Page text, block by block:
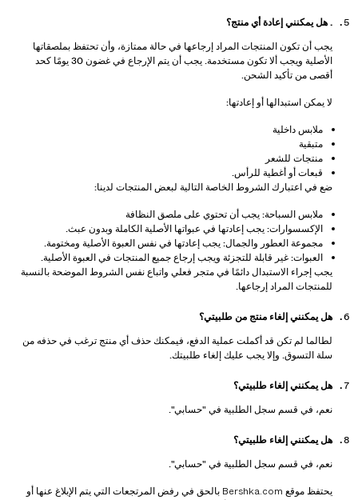
. هل يمكنني إعادة أي منتج؟
يجب أن تكون المنتجات المراد إرجاعها في حالة ممتازة، وأن تحتفظ بملصقاتها
الأصلية ويجب ألا تكون مستخدمة. يجب أن يتم الإرجاع في غضون 30 يومًا كحد
أقصى من تأكيد الشحن.
لا يمكن استبدالها أو إعادتها:
ملابس داخلية
متبقية
منتجات للشعر
قبعات أو أغطية للرأس.
ضع في اعتبارك الشروط الخاصة التالية لبعض المنتجات لدينا:
ملابس السباحة: يجب أن تحتوي على ملصق النظافة
الإكسسوارات: يجب إعادتها في عبواتها الأصلية الكاملة وبدون عبث.
مجموعة العطور والجمال: يجب إعادتها في نفس العبوة الأصلية ومختومة.
العبوات: غير قابلة للتجزئة ويجب إرجاع جميع المنتجات في العبوة الأصلية.
يجب إجراء الاستبدال دائمًا في متجر فعلي واتباع نفس الشروط الموضحة بالنسبة
للمنتجات المراد إرجاعها.
هل يمكنني إلغاء منتج من طلبيتي؟
لطالما لم تكن قد أكملت عملية الدفع، فيمكنك حذف أي منتج ترغب في حذفه من
سلة التسوق. وإلا يجب عليك إلغاء طلبيتك.
هل يمكنني إلغاء طلبيتي؟
نعم، في قسم سجل الطلبية في "حسابي".
هل يمكنني إلغاء طلبيتي؟
نعم، في قسم سجل الطلبية في "حسابي".
يحتفظ موقع Bershka.com بالحق في رفض المرتجعات التي يتم الإبلاغ عنها أو